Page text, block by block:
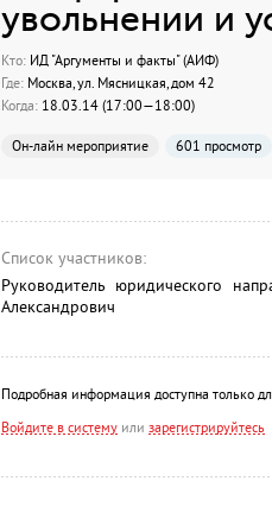
увольнении и
Кто:ИД "Аргументы и факты" (АИФ)
Где:Москва, ул. Мясницкая, дом 42
Когда:18.03.14 (17:00—18:00)
Он-лайн мероприятие 601 просмотр
Список участников:
Руководитель юридического
Александрович
Подробная информация доступна только
Войдите в системуили зарегистрируйтесь